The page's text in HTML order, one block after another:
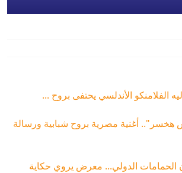
الفلامنكو الأندلسي يحتفى بروح ...
أغنية مصرية بروح شبابية ورسالة
الحمامات الدولي... معرض يروي حكاية